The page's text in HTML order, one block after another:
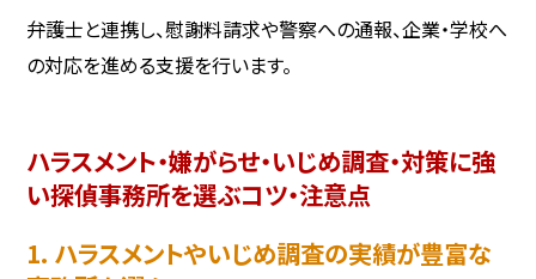
弁護士と連携し、慰謝料請求や警察への通報、企業・学校へ
の対応を進める支援を行います。
ハラスメント・嫌がらせ・いじめ調査・対策に強
い探偵事務所を選ぶコツ・注意点
1. ハラスメントやいじめ調査の実績が豊富な